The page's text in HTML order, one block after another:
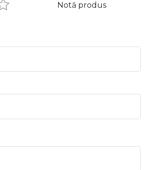
Notă produs